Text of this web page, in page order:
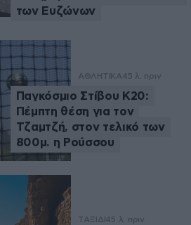
των Ευζώνων
ΑΘΛΗΤΙΚΑ45 λ. πριν
Παγκόσμιο Στίβου Κ20:
Πέμπτη θέση για τον
Τζαμτζή, στον τελικό των
800μ. η Ρούσσου
ΤΑΞΙΔΙ45 λ. πριν